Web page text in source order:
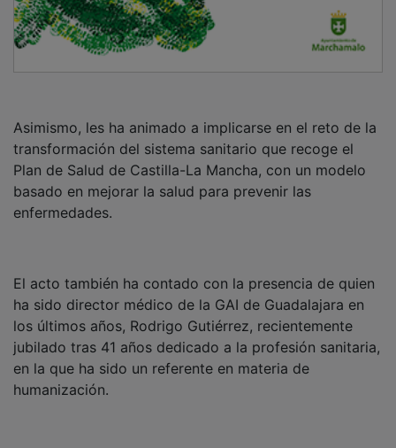
transformación del sistema sanitario que recoge el
Plan de Salud de Castilla-La Mancha, con un modelo
basado en mejorar la salud para prevenir las
enfermedades.
ha sido director médico de la GAI de Guadalajara en
los últimos años, Rodrigo Gutiérrez, recientemente
jubilado tras 41 años dedicado a la profesión sanitaria,
en la que ha sido un referente en materia de
humanización.